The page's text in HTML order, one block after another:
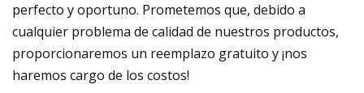
perfecto y oportuno. Prometemos que, debido a
cualquier problema de calidad de nuestros productos,
proporcionaremos un reemplazo gratuito y ¡nos
haremos cargo de los costos!